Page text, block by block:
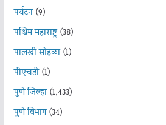
पर्यटन(9)
पश्चिम महाराष्ट्र(38)
पालखी सोहळा(1)
पीएचडी(1)
पुणे जिल्हा(1,433)
पुणे विभाग(34)